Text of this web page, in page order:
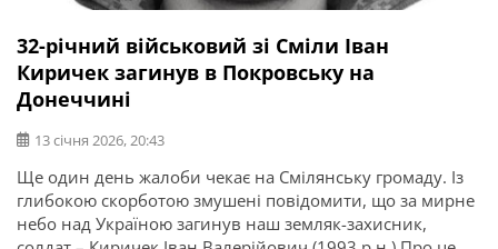
32-річний військовий зі Сміли Іван
Киричек загинув в Покровську на
Донеччині
13 січня 2026, 20:43
Ще один день жалоби чекає на Смілянську громаду. Із
глибокою скорботою змушені повідомити, що за мирне
небо над Україною загинув наш земляк-захисник,